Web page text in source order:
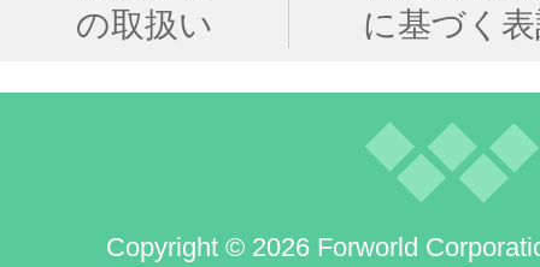
の取扱い
に基づく
Copyright © 2026 Forworld